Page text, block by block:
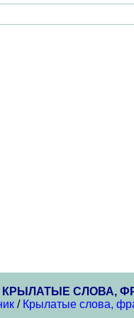
КРЫЛАТЫЕ СЛОВА,
/ Крылатые слова,